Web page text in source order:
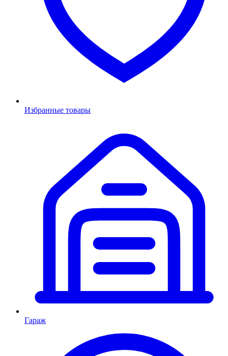
Избранные товары
Гараж